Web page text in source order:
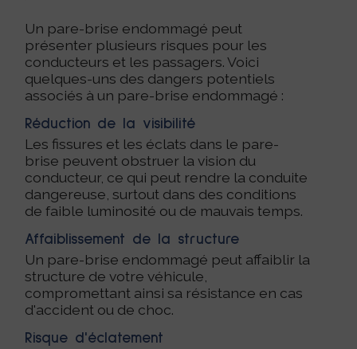
Un pare-brise endommagé peut
présenter plusieurs risques pour les
conducteurs et les passagers. Voici
quelques-uns des dangers potentiels
associés à un pare-brise endommagé :
Réduction de la visibilité
Les fissures et les éclats dans le pare-
brise peuvent obstruer la vision du
conducteur, ce qui peut rendre la conduite
dangereuse, surtout dans des conditions
de faible luminosité ou de mauvais temps.
Affaiblissement de la structure
Un pare-brise endommagé peut affaiblir la
structure de votre véhicule,
compromettant ainsi sa résistance en cas
d'accident ou de choc.
Risque d'éclatement